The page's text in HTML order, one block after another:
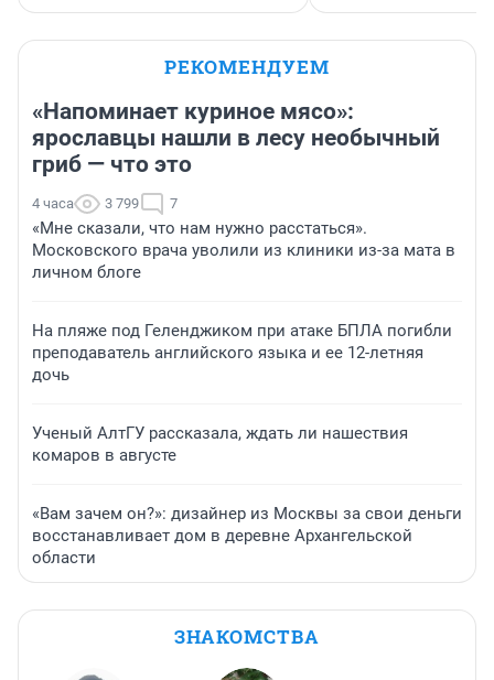
РЕКОМЕНДУЕМ
«Напоминает куриное мясо»:
ярославцы нашли в лесу необычный
гриб — что это
4 часа 3 799 7
«Мне сказали, что нам нужно расстаться».
Московского врача уволили из клиники из-за мата в
личном блоге
На пляже под Геленджиком при атаке БПЛА погибли
преподаватель английского языка и ее 12-летняя
дочь
Ученый АлтГУ рассказала, ждать ли нашествия
комаров в августе
«Вам зачем он?»: дизайнер из Москвы за свои деньги
восстанавливает дом в деревне Архангельской
области
ЗНАКОМСТВА